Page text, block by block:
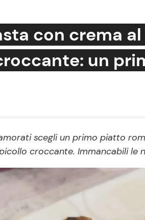
Benessere
Mondo Mamma
News benessere
Viaggi e Turismo
con crema
un
scegli un primo piatto
croccante. Immancabili le